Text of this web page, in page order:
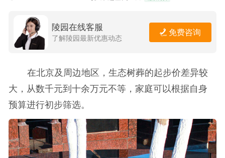
陵园在线客服
了解陵园最新优惠动态
免费咨询
在北京及周边地区，生态树葬的起步价差异较
大，从数千元到十余万元不等，家庭可以根据自身
预算进行初步筛选。